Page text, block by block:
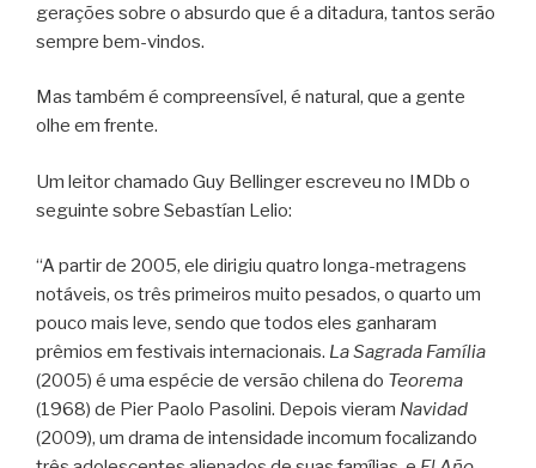
gerações sobre o absurdo que é a ditadura, tantos serão
sempre bem-vindos.
Mas também é compreensível, é natural, que a gente
olhe em frente.
Um leitor chamado Guy Bellinger escreveu no IMDb o
seguinte sobre Sebastían Lelio:
“A partir de 2005, ele dirigiu quatro longa-metragens
notáveis, os três primeiros muito pesados, o quarto um
pouco mais leve, sendo que todos eles ganharam
prêmios em festivais internacionais. La Sagrada Família
(2005) é uma espécie de versão chilena do Teorema
(1968) de Pier Paolo Pasolini. Depois vieram Navidad
(2009), um drama de intensidade incomum focalizando